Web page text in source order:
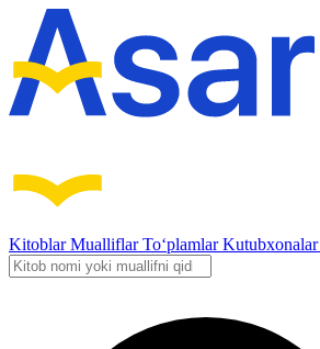
KitoblarMualliflarTo‘plamlarKutubxonalar